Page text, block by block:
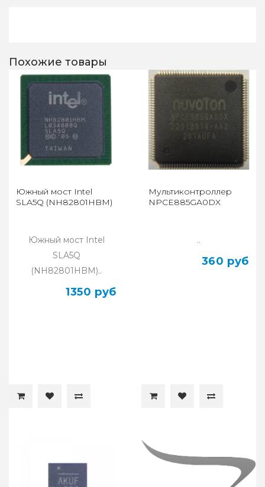
Похожие товары
Южный мост Intel
SLA5Q (NH82801HBM)
Южный мост Intel
SLA5Q
(NH82801HBM)..
1350 руб
Мультиконтроллер
NPCE885GA0DX
..
360 руб